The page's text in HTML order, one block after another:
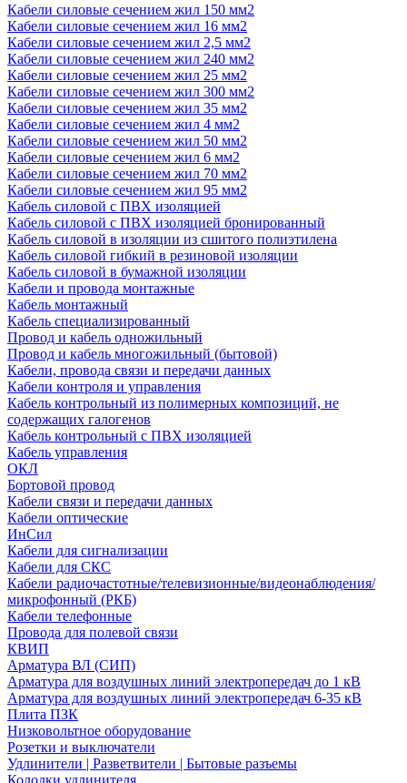
Кабели силовые сечением жил 150 мм2
Кабели силовые сечением жил 16 мм2
Кабели силовые сечением жил 2,5 мм2
Кабели силовые сечением жил 240 мм2
Кабели силовые сечением жил 25 мм2
Кабели силовые сечением жил 300 мм2
Кабели силовые сечением жил 35 мм2
Кабели силовые сечением жил 4 мм2
Кабели силовые сечением жил 50 мм2
Кабели силовые сечением жил 6 мм2
Кабели силовые сечением жил 70 мм2
Кабели силовые сечением жил 95 мм2
Кабель силовой с ПВХ изоляцией
Кабель силовой с ПВХ изоляцией бронированный
Кабель силовой в изоляции из сшитого полиэтилена
Кабель силовой гибкий в резиновой изоляции
Кабель силовой в бумажной изоляции
Кабели и провода монтажные
Кабель монтажный
Кабель специализированный
Провод и кабель одножильный
Провод и кабель многожильный (бытовой)
Кабели, провода связи и передачи данных
Кабели контроля и управления
Кабель контрольный из полимерных композиций, не
содержащих галогенов
Кабель контрольный с ПВХ изоляцией
Кабель управления
ОКЛ
Бортовой провод
Кабели связи и передачи данных
Кабели оптические
ИнСил
Кабели для сигнализации
Кабели для СКС
Кабели радиочастотные/телевизионные/видеонаблюдения/
микрофонный (РКБ)
Кабели телефонные
Провода для полевой связи
КВИП
Арматура ВЛ (СИП)
Арматура для воздушных линий электропередач до 1 кВ
Арматура для воздушных линий электропередач 6-35 кВ
Плита ПЗК
Низковольтное оборудование
Розетки и выключатели
Удлинители | Разветвители | Бытовые разъемы
Колодки удлинителя